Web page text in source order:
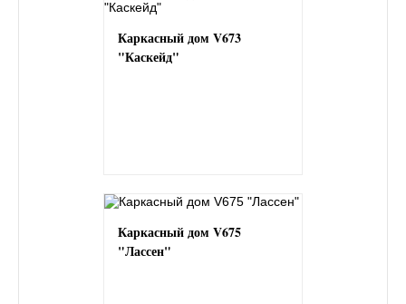
Каркасный дом V673
"Каскейд"
Каркасный дом V675
"Лассен"